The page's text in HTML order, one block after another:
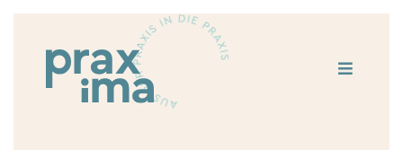
Inhalt
springen
Toggle